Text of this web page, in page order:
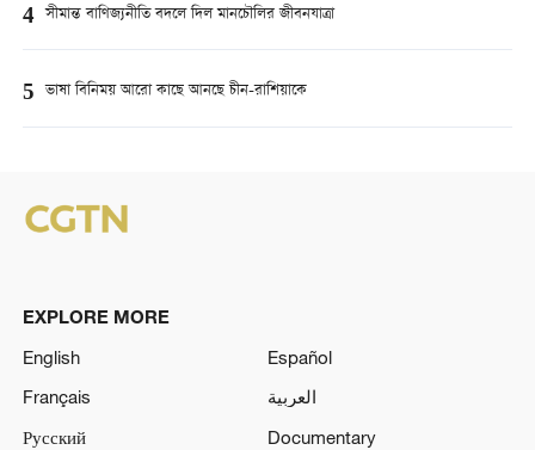
4 সীমান্ত বাণিজ্যনীতি বদলে দিল মানচৌলির জীবনযাত্রা
5 ভাষা বিনিময় আরো কাছে আনছে চীন-রাশিয়াকে
EXPLORE MORE
English
Español
Français
العربية
Русский
Documentary